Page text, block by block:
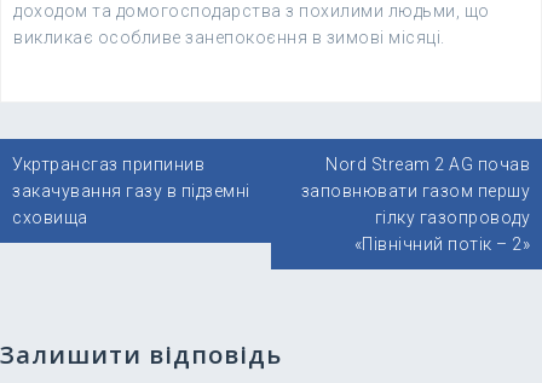
доходом та домогосподарства з похилими людьми, що
викликає особливе занепокоєння в зимові місяці.
Навігація
записів
Укртрансгаз припинив
закачування газу в підземні
сховища
Nord Stream 2 AG почав
заповнювати газом першу
гілку газопроводу
«Північний потік – 2»
Залишити відповідь